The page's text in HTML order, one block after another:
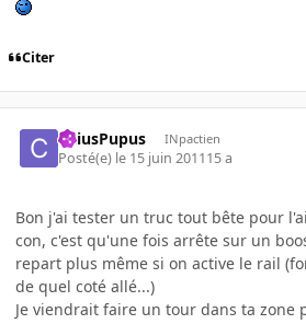
Citer
CaiusPupus INpactien
Posté(e) le 15 juin 201115 a
Bon j'ai tester un truc tout bête pour
con, c'est qu'une fois arrête sur un
repart plus même si on active le rail
de quel coté allé...)
Je viendrait faire un tour dans ta zone